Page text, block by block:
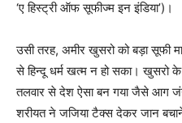
‘ए हिस्ट्री ऑफ सूफीज्म इन इंडिया’)।
उसी तरह, अमीर खुसरो को बड़ा सूफी
से हिन्दू धर्म खत्म न हो सका। खुसरो के
तलवार से देश ऐसा बन गया जैसे आग
शरीयत ने जजिया टैक्स देकर जान बचाने